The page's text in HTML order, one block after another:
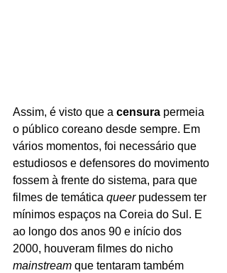
Assim, é visto que a censura permeia
o público coreano desde sempre. Em
vários momentos, foi necessário que
estudiosos e defensores do movimento
fossem à frente do sistema, para que
filmes de temática queer pudessem ter
mínimos espaços na Coreia do Sul. E
ao longo dos anos 90 e início dos
2000, houveram filmes do nicho
mainstream que tentaram também